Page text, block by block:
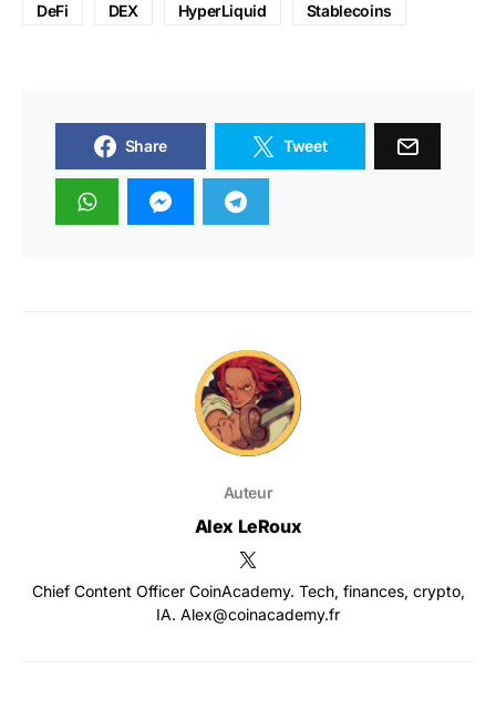
DeFi DEX HyperLiquid Stablecoins
Share Tweet
Auteur
Alex LeRoux
Chief Content Officer CoinAcademy. Tech, finances, crypto,
IA. Alex@coinacademy.fr